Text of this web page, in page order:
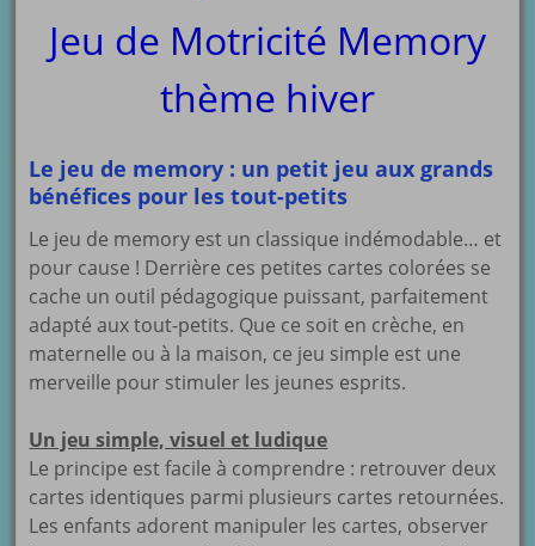
Jeu de Motricité Memory
thème hiver
Le jeu de memory : un petit jeu aux grands
bénéfices pour les tout-petits
Le jeu de memory est un classique indémodable… et
pour cause ! Derrière ces petites cartes colorées se
cache un outil pédagogique puissant, parfaitement
adapté aux tout-petits. Que ce soit en crèche, en
maternelle ou à la maison, ce jeu simple est une
merveille pour stimuler les jeunes esprits.
Un jeu simple, visuel et ludique
Le principe est facile à comprendre : retrouver deux
cartes identiques parmi plusieurs cartes retournées.
Les enfants adorent manipuler les cartes, observer